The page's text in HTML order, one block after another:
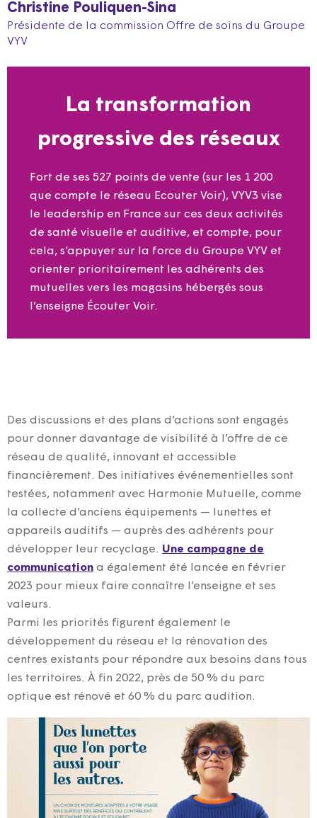
Christine Pouliquen-Sina
Présidente de la commission Offre de soins du Groupe
VYV
La transformation
progressive des réseaux
Fort de ses 527 points de vente (sur les 1 200
que compte le réseau Ecouter Voir), VYV3 vise
le leadership en France sur ces deux activités
de santé visuelle et auditive, et compte, pour
cela, s’appuyer sur la force du Groupe VYV et
orienter prioritairement les adhérents des
mutuelles vers les magasins hébergés sous
l’enseigne Écouter Voir.
Des discussions et des plans d’actions sont engagés
pour donner davantage de visibilité à l’offre de ce
réseau de qualité, innovant et accessible
financièrement. Des initiatives événementielles sont
testées, notamment avec Harmonie Mutuelle, comme
la collecte d’anciens équipements — lunettes et
appareils auditifs — auprès des adhérents pour
développer leur recyclage. Une campagne de
communication a également été lancée en février
2023 pour mieux faire connaître l’enseigne et ses
valeurs.
Parmi les priorités figurent également le
développement du réseau et la rénovation des
centres existants pour répondre aux besoins dans tous
les territoires. À fin 2022, près de 50 % du parc
optique est rénové et 60 % du parc audition.